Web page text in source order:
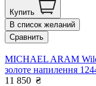
Купить
В список желаний
Сравнить
MICHAEL ARAM
золоте напилення
11 850 ₴